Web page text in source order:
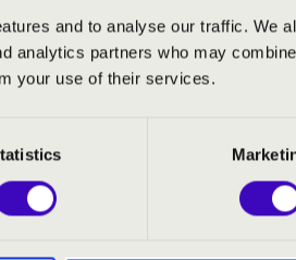
and to analyse our traffic. We
analytics partners who may
your use of their services.